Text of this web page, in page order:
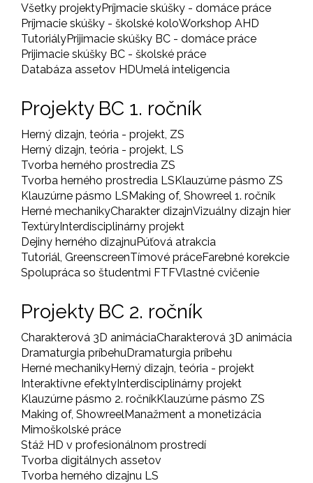
Všetky projektyPríjmacie skúšky - domáce práce
Príjmacie skúšky - školské koloWorkshop AHD
TutoriályPrijimacie skúšky BC - domáce práce
Prijimacie skúšky BC - školské práce
Databáza assetov HDUmelá inteligencia
Projekty BC 1. ročník
Herný dizajn, teória - projekt, ZS
Herný dizajn, teória - projekt, LS
Tvorba herného prostredia ZS
Tvorba herného prostredia LSKlauzúrne pásmo ZS
Klauzúrne pásmo LSMaking of, Showreel 1. ročník
Herné mechanikyCharakter dizajnVizuálny dizajn hier
TextúryInterdisciplinárny projekt
Dejiny herného dizajnuPúťová atrakcia
Tutoriál, GreenscreenTímové práceFarebné korekcie
Spolupráca so študentmi FTFVlastné cvičenie
Projekty BC 2. ročník
Charakterová 3D animáciaCharakterová 3D animácia
Dramaturgia príbehuDramaturgia príbehu
Herné mechanikyHerný dizajn, teória - projekt
Interaktívne efektyInterdisciplinárny projekt
Klauzúrne pásmo 2. ročníkKlauzúrne pásmo ZS
Making of, ShowreelManažment a monetizácia
Mimoškolské práce
Stáž HD v profesionálnom prostredí
Tvorba digitálnych assetov
Tvorba herného dizajnu LS